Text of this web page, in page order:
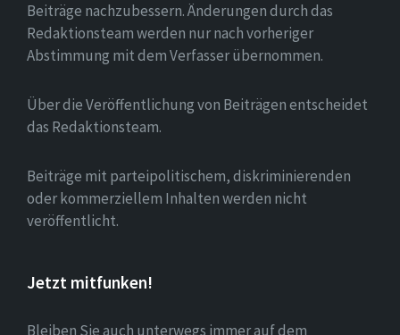
Beiträge nachzubessern. Änderungen durch das
Redaktionsteam werden nur nach vorheriger
Abstimmung mit dem Verfasser übernommen.
Über die Veröffentlichung von Beiträgen entscheidet
das Redaktionsteam.
Beiträge mit parteipolitischem, diskriminierenden
oder kommerziellem Inhalten werden nicht
veröffentlicht.
Jetzt mitfunken!
Bleiben Sie auch unterwegs immer auf dem